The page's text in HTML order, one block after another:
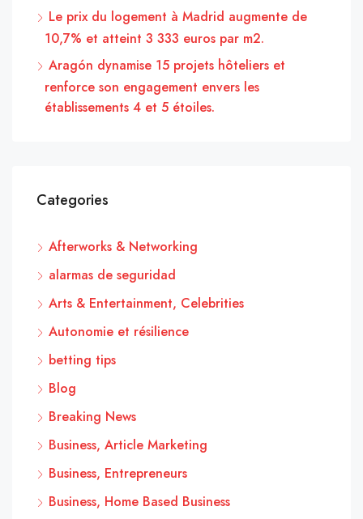
Le prix du logement à Madrid augmente de
10,7% et atteint 3 333 euros par m2.
Aragón dynamise 15 projets hôteliers et
renforce son engagement envers les
établissements 4 et 5 étoiles.
Categories
Afterworks & Networking
alarmas de seguridad
Arts & Entertainment, Celebrities
Autonomie et résilience
betting tips
Blog
Breaking News
Business, Article Marketing
Business, Entrepreneurs
Business, Home Based Business